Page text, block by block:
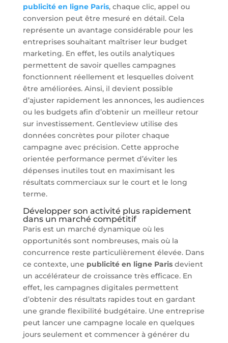
publicité en ligne Paris, chaque clic, appel ou
conversion peut être mesuré en détail. Cela
représente un avantage considérable pour les
entreprises souhaitant maîtriser leur budget
marketing. En effet, les outils analytiques
permettent de savoir quelles campagnes
fonctionnent réellement et lesquelles doivent
être améliorées. Ainsi, il devient possible
d’ajuster rapidement les annonces, les audiences
ou les budgets afin d’obtenir un meilleur retour
sur investissement. Gentleview utilise des
données concrètes pour piloter chaque
campagne avec précision. Cette approche
orientée performance permet d’éviter les
dépenses inutiles tout en maximisant les
résultats commerciaux sur le court et le long
terme.
Développer son activité plus rapidement
dans un marché compétitif
Paris est un marché dynamique où les
opportunités sont nombreuses, mais où la
concurrence reste particulièrement élevée. Dans
ce contexte, une publicité en ligne Parisdevient
un accélérateur de croissance très efficace. En
effet, les campagnes digitales permettent
d’obtenir des résultats rapides tout en gardant
une grande flexibilité budgétaire. Une entreprise
peut lancer une campagne locale en quelques
jours seulement et commencer à générer du